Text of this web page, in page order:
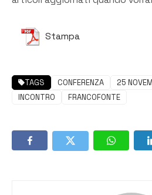
Stampa
TAGS CONFERENZA 25
INCONTRO
FRANCOFONTE